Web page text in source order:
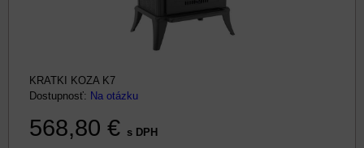
KRATKI KOZA K7
Dostupnosť: Na otázku
568,80 € s DPH